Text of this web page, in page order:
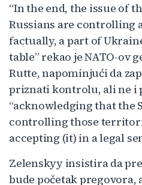
“In the end, the issue of
Russians are controlling
factually, a part of
table” rekao je NATO-ov
Rutte, napominjući da
priznati kontrolu, ali ne i
“acknowledging that the
controlling those
accepting (it) in a legal
Zelenskyy insistira da
bude početak pregovora,